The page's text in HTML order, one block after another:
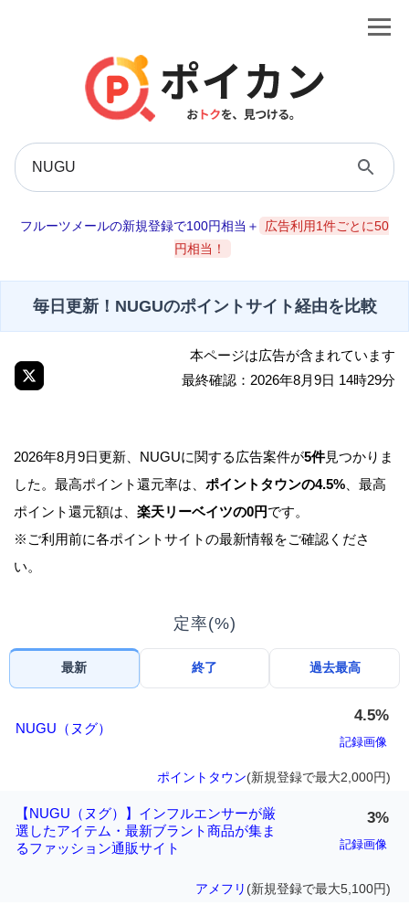
フルーツメールの新規登録で100円相当＋
広告利用1件ごとに50
円相当！
毎日更新！NUGUのポイントサイト経由を比較
本ページは広告が含まれています
最終確認：2026年8月9日 14時29分
2026年8月9日更新、NUGUに関する広告案件が5件見つかりま
した。最高ポイント還元率は、 ポイントタウンの4.5% 、最高
ポイント還元額は、 楽天リーベイツの0円です。
※ご利用前に各ポイントサイトの最新情報をご確認くださ
い。
定率(%)
最新 終了 過去最高
NUGU（ヌグ）
4.5%
記録画像
ポイントタウン(新規登録で最大2,000円)
【NUGU（ヌグ）】インフルエンサーが厳
選したアイテム・最新ブラント商品が集ま
るファッション通販サイト
3%
記録画像
アメフリ (新規登録で最大5,100円)